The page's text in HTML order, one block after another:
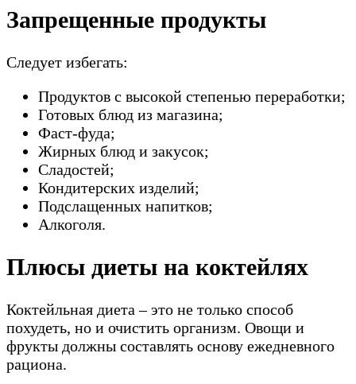
Запрещенные продукты
Следует избегать:
Продуктов с высокой степенью переработки;
Готовых блюд из магазина;
Фаст-фуда;
Жирных блюд и закусок;
Сладостей;
Кондитерских изделий;
Подслащенных напитков;
Алкоголя.
Плюсы диеты на коктейлях
Коктейльная диета – это не только способ
похудеть, но и очистить организм. Овощи и
фрукты должны составлять основу ежедневного
рациона.